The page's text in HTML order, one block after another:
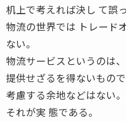
机上で考えれば決し て誤
物流の世界では トレード
ない。
物流サービスというのは
提供せざるを得ないもの
考慮する余地などはない。
それが実 態である。